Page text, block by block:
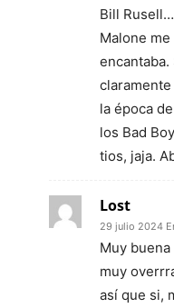
Bill
Malone
la época
los Bad
tios, jaja.
Lost
29 julio 2024
Muy
muy
así que si,